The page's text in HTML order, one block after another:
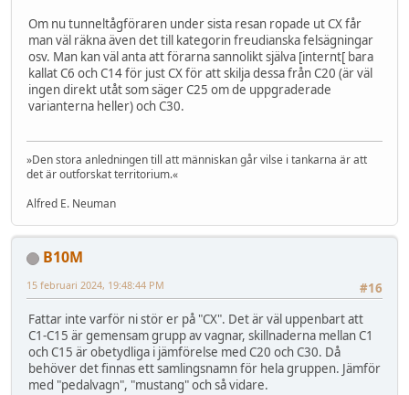
Om nu tunneltågföraren under sista resan ropade ut CX får
man väl räkna även det till kategorin freudianska felsägningar
osv. Man kan väl anta att förarna sannolikt själva [internt[ bara
kallat C6 och C14 för just CX för att skilja dessa från C20 (är väl
ingen direkt utåt som säger C25 om de uppgraderade
varianterna heller) och C30.
»Den stora anledningen till att människan går vilse i tankarna är att
det är outforskat territorium.«
Alfred E. Neuman
B10M
#16
15 februari 2024, 19:48:44 PM
Fattar inte varför ni stör er på "CX". Det är väl uppenbart att
C1-C15 är gemensam grupp av vagnar, skillnaderna mellan C1
och C15 är obetydliga i jämförelse med C20 och C30. Då
behöver det finnas ett samlingsnamn för hela gruppen. Jämför
med "pedalvagn", "mustang" och så vidare.